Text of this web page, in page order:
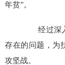
年贫”。
经过深入
存在的问题，为
攻坚战。